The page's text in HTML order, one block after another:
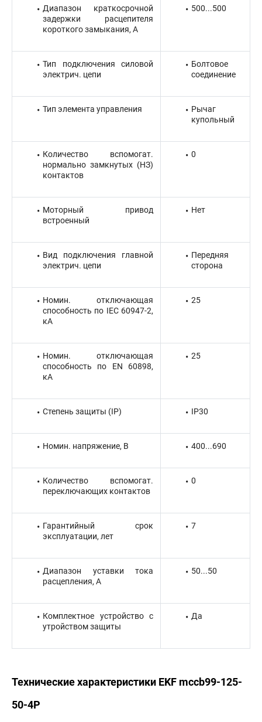
Диапазон краткосрочной
задержки расцепителя
короткого замыкания, А
500...500
Тип подключения силовой
электрич. цепи
Болтовое
соединение
Тип элемента управления
Рычаг
купольный
Количество вспомогат.
нормально замкнутых (НЗ)
контактов
0
Моторный привод
встроенный
Нет
Вид подключения главной
электрич. цепи
Передняя
сторона
Номин. отключающая
способность по IEC 60947-2,
кА
25
Номин. отключающая
способность по EN 60898,
кА
25
Степень защиты (IP) IP30
Номин. напряжение, В 400...690
Количество вспомогат.
переключающих контактов
0
Гарантийный срок
эксплуатации, лет
7
Диапазон уставки тока
расцепления, А
50...50
Комплектное устройство с
утройством защиты
Да
Технические характеристики EKF mccb99-125-
50-4P